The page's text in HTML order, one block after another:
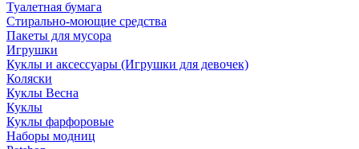
Туалетная бумага
Стирально-моющие средства
Пакеты для мусора
Игрушки
Куклы и аксессуары (Игрушки для девочек)
Коляски
Куклы Весна
Куклы
Куклы фарфоровые
Наборы модниц